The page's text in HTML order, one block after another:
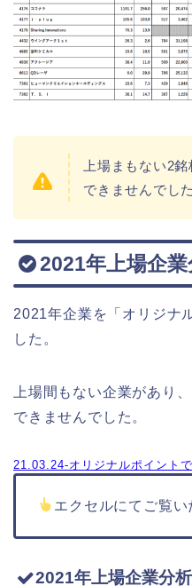
上場まもない2
できませんでした
2021年上場企
2021年企業を「オリジナ
した。
上場間もない企業があり
できませんでした。
21.03.24-オリジナルポイント
エクセルにてご覧い
2021年上場企業分